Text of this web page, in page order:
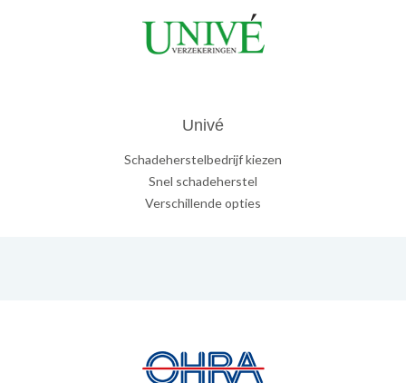
Univé
Schadeherstelbedrijf kiezen
Snel schadeherstel
Verschillende opties